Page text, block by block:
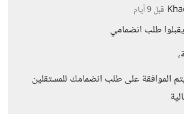
قبل 9 أيام
طلب انضمامي
الموافقة على طلب انضمامك للمستقلين